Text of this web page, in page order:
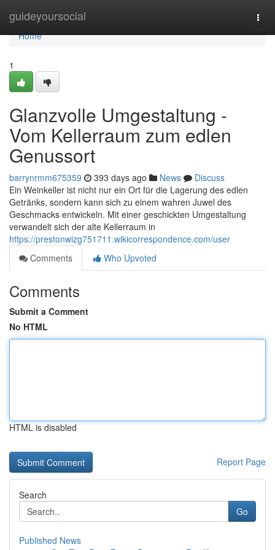
guideyoursocial
Home
Home
1
Glanzvolle Umgestaltung -
Vom Kellerraum zum edlen
Genussort
barrynrmm675359 393 days ago News
Discuss
Ein Weinkeller ist nicht nur ein Ort für die Lagerung des edlen
Getränks, sondern kann sich zu einem wahren Juwel des
Geschmacks entwickeln. Mit einer geschickten Umgestaltung
verwandelt sich der alte Kellerraum in
https://prestonwizg751711.wikicorrespondence.com/user
Comments
Who Upvoted
Comments
Submit a Comment
No HTML
HTML is disabled
Report Page
Search
Go
Published News